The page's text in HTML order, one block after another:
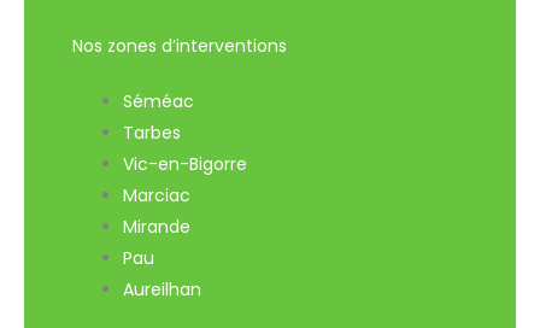
Nos zones d’interventions
Séméac
Tarbes
Vic-en-Bigorre
Marciac
Mirande
Pau
Aureilhan